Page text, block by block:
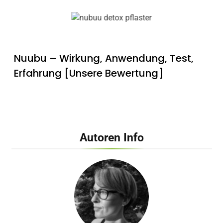
Nuubu – Wirkung, Anwendung, Test,
Erfahrung [Unsere Bewertung]
ACHTUNG! ᐅ Betox Body Restart
Kapseln – Lohnt der Kauf?
Autoren Info